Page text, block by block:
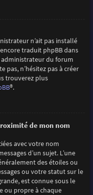
n’ait pas installé
traduit phpBB dans
administrateur du forum
pas, n’hésitez pas à créer
trouverez plus
®.
de mon nom
avec votre nom
d’un sujet. L’une
des étoiles ou
ou votre statut sur le
est connue sous le
ou propre à chaque